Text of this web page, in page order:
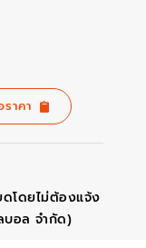
าคา
ดโดยไม่ต้องแจ้ง
บอล จำกัด)